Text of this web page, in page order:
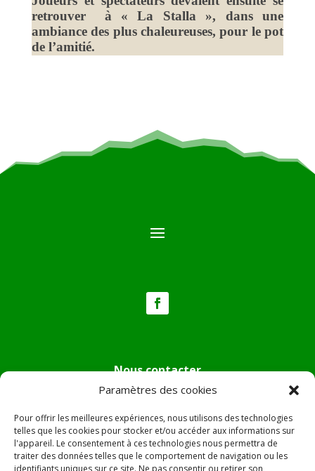
Paramètres des cookies
Pour offrir les meilleures expériences, nous utilisons des technologies
telles que les cookies pour stocker et/ou accéder aux informations sur
l'appareil. Le consentement à ces technologies nous permettra de
traiter des données telles que le comportement de navigation ou les
identifiants uniques sur ce site. Ne pas consentir ou retirer son
retrouver à « La Stalla », dans une
ambiance des plus chaleureuses, pour le pot
de l’amitié.
Nous contacter
Tél :04.95.36.24.02
Mail:
mairie.pietradiverde@wanadoo.fr
Adresse :Hôtel de ville de Pietra di Verde
Le village
20230 Pietra di Verde